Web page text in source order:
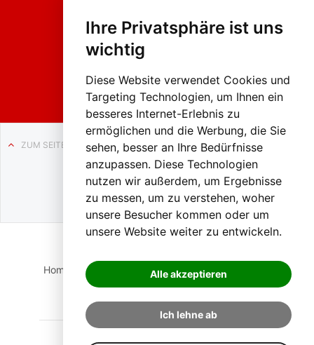
Ihre Privatsphäre ist uns
wichtig
Diese Website verwendet Cookies und
Targeting Technologien, um Ihnen ein
besseres Internet-Erlebnis zu
ermöglichen und die Werbung, die Sie
sehen, besser an Ihre Bedürfnisse
anzupassen. Diese Technologien
nutzen wir außerdem, um Ergebnisse
zu messen, um zu verstehen, woher
unsere Besucher kommen oder um
unsere Website weiter zu entwickeln.
Alle akzeptieren
Ich lehne ab
sumzug
Liezen
ZUM SEITENANFANG
Auf BLO24.at werben?
+43 (0)664 2226600
Home Suche Login Impressum
Datenschutz